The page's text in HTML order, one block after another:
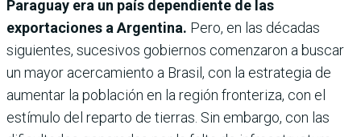
Paraguay era un país dependiente de las
exportaciones a Argentina. Pero, en las décadas
siguientes, sucesivos gobiernos comenzaron a buscar
un mayor acercamiento a Brasil, con la estrategia de
aumentar la población en la región fronteriza, con el
estímulo del reparto de tierras. Sin embargo, con las